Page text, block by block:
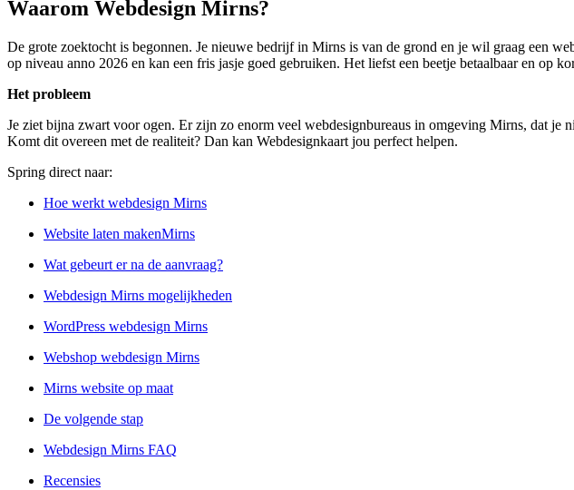
Waarom Webdesign Mirns?
De grote zoektocht is begonnen. Je nieuwe bedrijf in Mirns is van de grond en je wil graag een
op niveau anno 2026 en kan een fris jasje goed gebruiken. Het liefst een beetje betaalbaar en op
Het probleem
Je ziet bijna zwart voor ogen. Er zijn zo enorm veel webdesignbureaus in omgeving Mirns, dat je
Komt dit overeen met de realiteit? Dan kan Webdesignkaart jou perfect helpen.
Spring direct naar:
Hoe werkt webdesign Mirns
Website laten makenMirns
Wat gebeurt er na de aanvraag?
Webdesign Mirns mogelijkheden
WordPress webdesign Mirns
Webshop webdesign Mirns
Mirns website op maat
De volgende stap
Webdesign Mirns FAQ
Recensies